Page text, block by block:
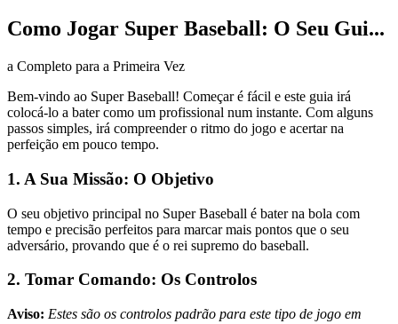
Como Jogar Super Baseball: O Seu Gui...
a Completo para a Primeira Vez
Bem-vindo ao Super Baseball! Começar é fácil e este guia irá
colocá-lo a bater como um profissional num instante. Com alguns
passos simples, irá compreender o ritmo do jogo e acertar na
perfeição em pouco tempo.
1. A Sua Missão: O Objetivo
O seu objetivo principal no Super Baseball é bater na bola com
tempo e precisão perfeitos para marcar mais pontos que o seu
adversário, provando que é o rei supremo do baseball.
2. Tomar Comando: Os Controlos
Aviso: Estes são os controlos padrão para este tipo de jogo em